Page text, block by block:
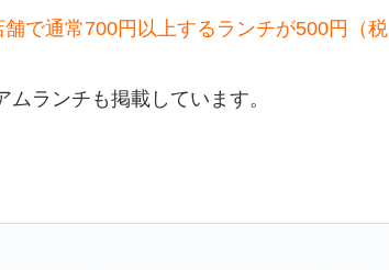
舗で通常700円以上するランチが500円（税
ランチも掲載しています。